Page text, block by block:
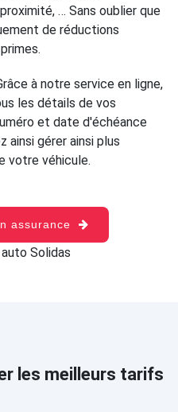
… Sans oublier que
de réductions
à notre service en ligne,
les détails de vos
et date d'échéance
ainsi gérer ainsi plus
votre véhicule.
assurance
les meilleurs tarifs